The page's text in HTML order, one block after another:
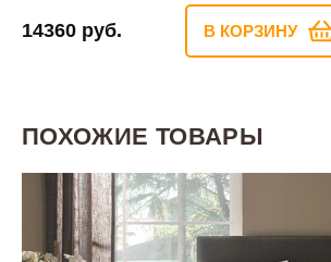
14360 руб. В КОРЗИНУ
ПОХОЖИЕ ТОВАРЫ